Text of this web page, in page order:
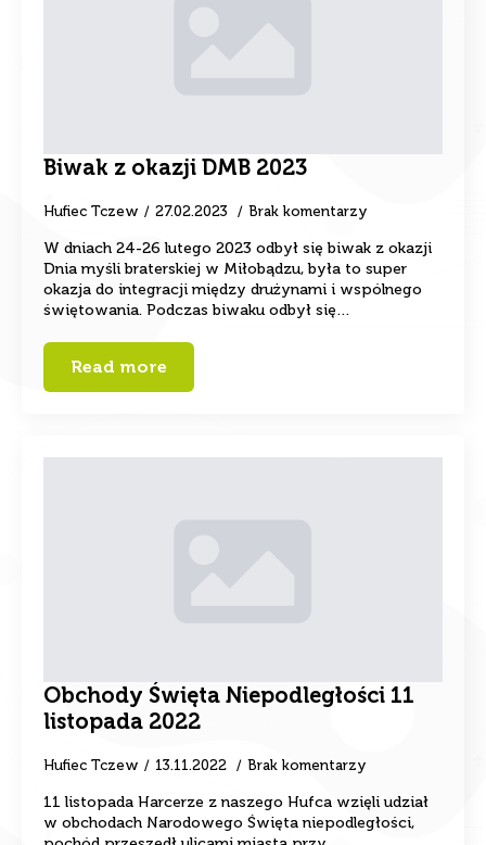
Biwak z okazji DMB 2023
Hufiec Tczew 27.02.2023 Brak komentarzy
W dniach 24-26 lutego 2023 odbył się biwak z okazji
Dnia myśli braterskiej w Miłobądzu, była to super
okazja do integracji między drużynami i wspólnego
świętowania. Podczas biwaku odbył się…
Read more
Obchody Święta Niepodległości 11
listopada 2022
Hufiec Tczew 13.11.2022 Brak komentarzy
11 listopada Harcerze z naszego Hufca wzięli udział
w obchodach Narodowego Święta niepodległości,